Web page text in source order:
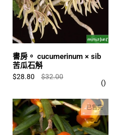
書房。 cucumerinum × sib
苦瓜石斛
$28.80 $32.00
已售完